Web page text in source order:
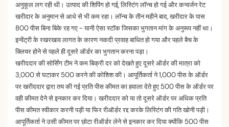
अनुकूल लग रही थी। उत्पाद की शिपिंग हो गई, लिस्टिंग लॉन्च हो गई और कन्वर्जन रेट
खरीदार के अनुमान से आधे से भी कम रहा। लॉन्च के तीन महीने बाद, खरीदार के पास
800 पीस बिना बिके रह गए - यानी ऐसा स्टॉक जिसका भुगतान मांग के अनुरूप नहीं था।
इन्वेंट्री के रखरखाव लागत के कारण नकदी प्रवाह बाधित हो गया और पहले बैच के
क्लियर होने से पहले ही दूसरे ऑर्डर का भुगतान करना पड़ा।
खरीददार की सोर्सिंग टीम ने कम बिक्री दर को देखते हुए दूसरे ऑर्डर की मात्रा को
3,000 से घटाकर 500 करने की कोशिश की। आपूर्तिकर्ता ने 1,000 पीस के ऑर्डर
पर खरीददार द्वारा तय की गई प्रति पीस कीमत का हवाला देते हुए 500 पीस के ऑर्डर पर
वही कीमत देने से इनकार कर दिया। खरीददार को या तो दूसरे ऑर्डर पर अधिक प्रति
पीस कीमत स्वीकार करनी पड़ी या फिर रीऑर्डर रद्द करके लिस्टिंग की गति खोनी पड़ी।
आपूर्तिकर्ता ने उसी कीमत पर छोटा रीऑर्डर लेने से इनकार कर दिया क्योंकि 500 ​​पीस